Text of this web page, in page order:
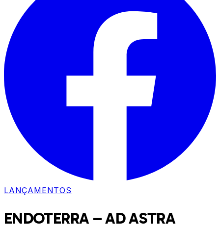
LANÇAMENTOS
ENDOTERRA – AD ASTRA